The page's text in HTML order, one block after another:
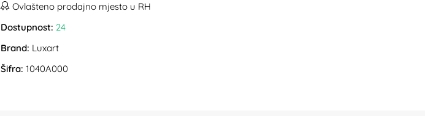
Ovlašteno prodajno mjesto u RH
Dostupnost: 24
Brand: Luxart
Šifra: 1040A000